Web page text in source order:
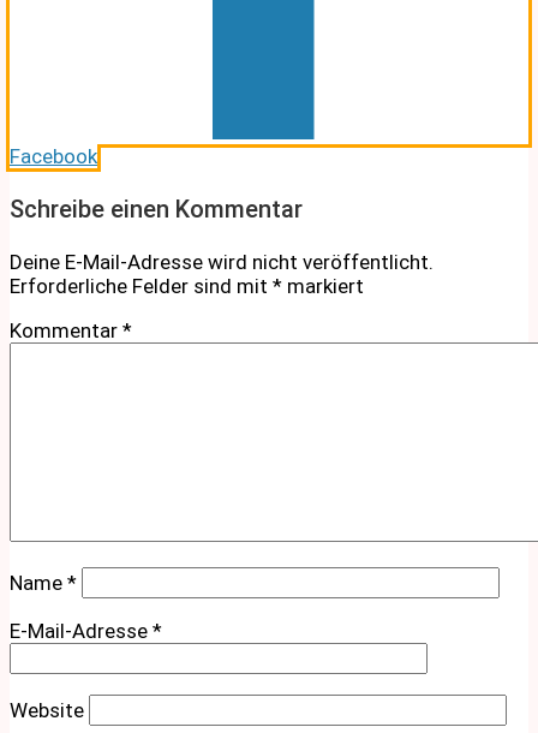
Facebook
Schreibe einen Kommentar
Deine E-Mail-Adresse wird nicht veröffentlicht.
Erforderliche Felder sind mit * markiert
Kommentar *
Name *
E-Mail-Adresse *
Website